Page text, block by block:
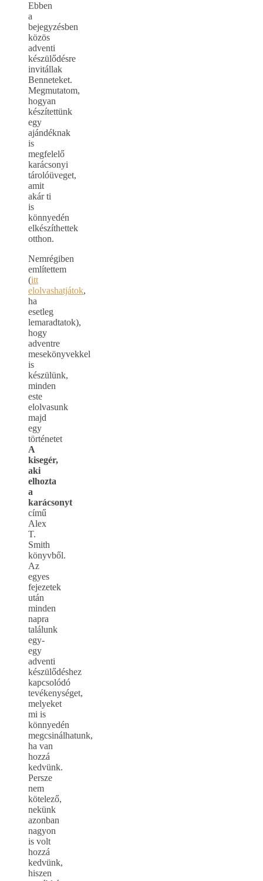
Ebben
a
bejegyzésben
közös
adventi
készülődésre
invitállak
Benneteket.
Megmutatom,
hogyan
készítettünk
egy
ajándéknak
is
megfelelő
karácsonyi
tárolóüveget,
amit
akár ti
is
könnyedén
elkészíthettek
otthon.
Nemrégiben
említettem
(itt
elolvashatjátok,
ha
esetleg
lemaradtatok),
hogy
adventre
mesekönyvekkel
is
készülünk,
minden
este
elolvasunk
majd
egy
történetet
A
kisegér,
aki
elhozta
a
karácsonyt
című
Alex
T.
Smith
könyvből.
Az
egyes
fejezetek
után
minden
napra
találunk
egy-
egy
adventi
készülődéshez
kapcsolódó
tevékenységet,
melyeket
mi is
könnyedén
megcsinálhatunk,
ha van
hozzá
kedvünk.
Persze
nem
kötelező,
nekünk
azonban
nagyon
is volt
hozzá
kedvünk,
hiszen